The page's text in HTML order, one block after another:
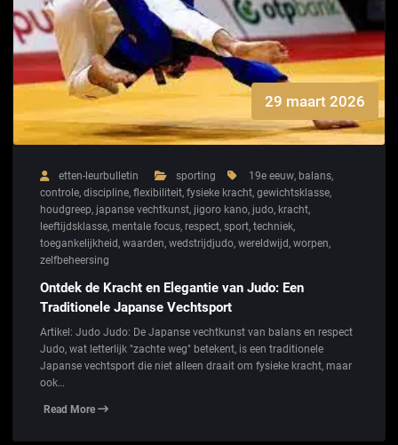
29 maart 2026
etten-leurbulletin sporting 19e eeuw, balans,
controle, discipline, flexibiliteit, fysieke kracht, gewichtsklasse,
houdgreep, japanse vechtkunst, jigoro kano, judo, kracht,
leeftijdsklasse, mentale focus, respect, sport, techniek,
toegankelijkheid, waarden, wedstrijdjudo, wereldwijd, worpen,
zelfbeheersing
Ontdek de Kracht en Elegantie van Judo: Een
Traditionele Japanse Vechtsport
Artikel: Judo Judo: De Japanse vechtkunst van balans en respect
Judo, wat letterlijk "zachte weg" betekent, is een traditionele
Japanse vechtsport die niet alleen draait om fysieke kracht, maar
ook…
Read More